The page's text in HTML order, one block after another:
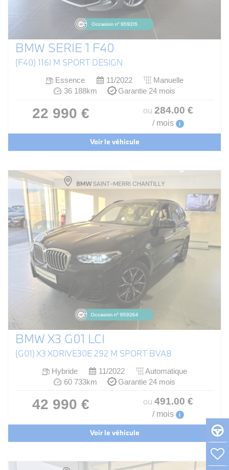
BMW SERIE 1 F40
(F40) 116I M SPORT DESIGN
Essence 11/2022
Manuelle
36 188km
Garantie 24 mois
22 990 € ou 284.00 €
/ mois i
Voir le véhicule
BMW X3 G01 LCI
(G01) X3 XDRIVE30E 292 M SPORT BVA8
Hybride 11/2022
Automatique
60 733km
Garantie 24 mois
42 990 € ou 491.00 €
/ mois i
Voir le véhicule